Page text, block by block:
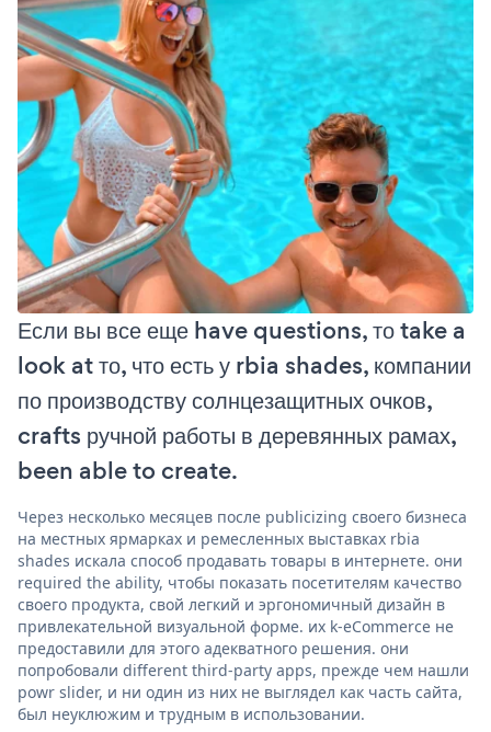
Если вы все еще have questions, то take a
look at то, что есть у rbia shades, компании
по производству солнцезащитных очков,
crafts ручной работы в деревянных рамах,
been able to create.
Через несколько месяцев после publicizing своего бизнеса
на местных ярмарках и ремесленных выставках rbia
shades искала способ продавать товары в интернете. они
required the ability, чтобы показать посетителям качество
своего продукта, свой легкий и эргономичный дизайн в
привлекательной визуальной форме. их k-eCommerce не
предоставили для этого адекватного решения. они
попробовали different third-party apps, прежде чем нашли
powr slider, и ни один из них не выглядел как часть сайта,
был неуклюжим и трудным в использовании.